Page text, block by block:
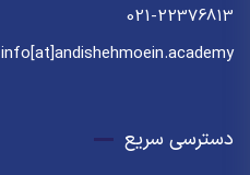
021-22376813
info[at]andishehmoein.academy
دسترسی سریع